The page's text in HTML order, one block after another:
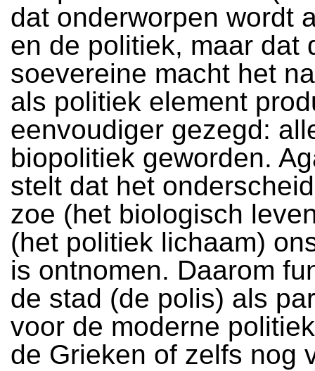
dat onderworpen wordt
en de politiek, maar dat
soevereine macht het
als politiek element
eenvoudiger gezegd:
biopolitiek geworden.
stelt dat het
zoe (het biologisch
(het politiek lichaam)
is ontnomen. Daarom
de stad (de polis) als
voor de moderne
de Grieken of zelfs nog